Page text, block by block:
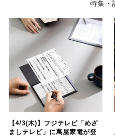
特集・
【4/3(木)】フジテレビ「めざ
ましテレビ」に蔦屋家電が登